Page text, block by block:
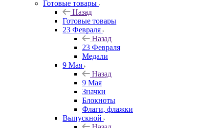
Готовые товары
Назад
Готовые товары
23 Февраля
Назад
23 Февраля
Медали
9 Мая
Назад
9 Мая
Значки
Блокноты
Флаги, флажки
Выпускной